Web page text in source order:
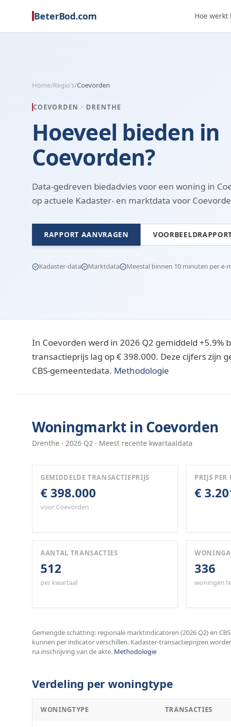
BeterBod.com Hoe werkt
Home/Regio's/Coevorden
COEVORDEN · DRENTHE
Hoeveel bieden in
Coevorden?
Data-gedreven biedadvies voor een woning in
op actuele Kadaster- en marktdata voor
RAPPORT AANVRAGEN
Kadaster-data Marktdata Meestal binnen 10 minuten per e-
In Coevorden werd in 2026 Q2 gemiddeld +5.9%
transactieprijs lag op € 398.000. Deze cijfers zijn
CBS-gemeentedata. Methodologie
Woningmarkt in Coevorden
Drenthe · 2026 Q2 · Meest recente kwartaaldata
GEMIDDELDE TRANSACTIEPRIJS
€ 398.000
voor Coevorden
PRIJS PER
€
AANTAL TRANSACTIES
512
per kwartaal
336
woningen
Gemengde schatting: regionale marktindicatoren (2026 Q2) en
kunnen per indicator verschillen. Kadaster-transactieprijzen
na inschrijving van de akte. Methodologie
Verdeling per woningtype
WONINGTYPE TRANSACTIES